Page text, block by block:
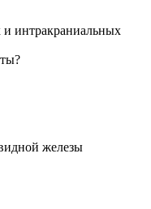
и интракраниальных
железы